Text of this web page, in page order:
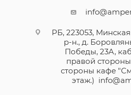
привычные всем, но и дерево,
камень и даже кожа.
РБ, 223053,
р-н., д.
Победы, 23А,
правой
стороны кафе
этаж.)